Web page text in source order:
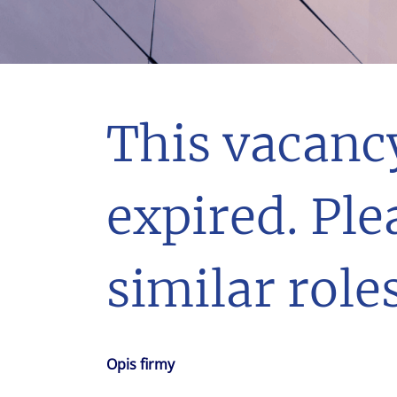
This
expired.
similar
Opis firmy
in assets under management, Colliers remains committed
success of our clients, investors, and people worldwide.